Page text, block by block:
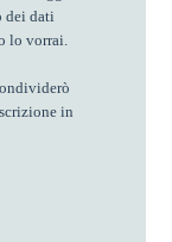
dei dati
lo vorrai.
in